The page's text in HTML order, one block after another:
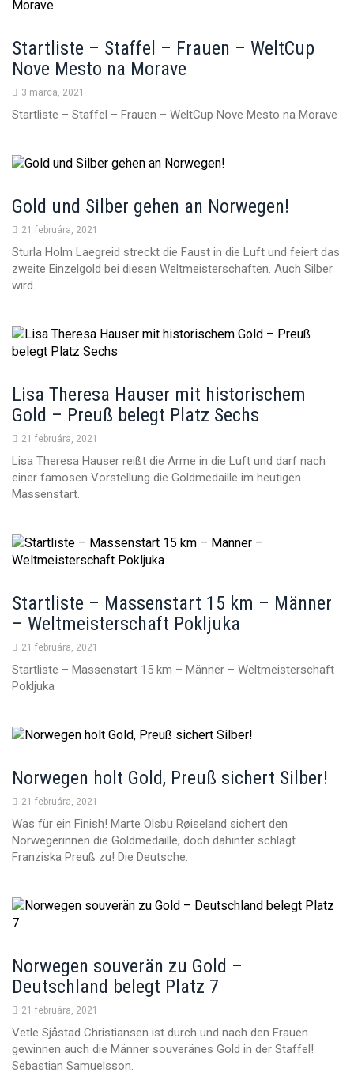
Startliste – Staffel – Frauen – WeltCup
Nove Mesto na Morave
3 marca, 2021
Startliste – Staffel – Frauen – WeltCup Nove Mesto na Morave
Gold und Silber gehen an Norwegen!
21 februára, 2021
Sturla Holm Laegreid streckt die Faust in die Luft und feiert das
zweite Einzelgold bei diesen Weltmeisterschaften. Auch Silber
wird.
Lisa Theresa Hauser mit historischem
Gold – Preuß belegt Platz Sechs
21 februára, 2021
Lisa Theresa Hauser reißt die Arme in die Luft und darf nach
einer famosen Vorstellung die Goldmedaille im heutigen
Massenstart.
Startliste – Massenstart 15 km – Männer
– Weltmeisterschaft Pokljuka
21 februára, 2021
Startliste – Massenstart 15 km – Männer – Weltmeisterschaft
Pokljuka
Norwegen holt Gold, Preuß sichert Silber!
21 februára, 2021
Was für ein Finish! Marte Olsbu Røiseland sichert den
Norwegerinnen die Goldmedaille, doch dahinter schlägt
Franziska Preuß zu! Die Deutsche.
Norwegen souverän zu Gold –
Deutschland belegt Platz 7
21 februára, 2021
Vetle Sjåstad Christiansen ist durch und nach den Frauen
gewinnen auch die Männer souveränes Gold in der Staffel!
Sebastian Samuelsson.